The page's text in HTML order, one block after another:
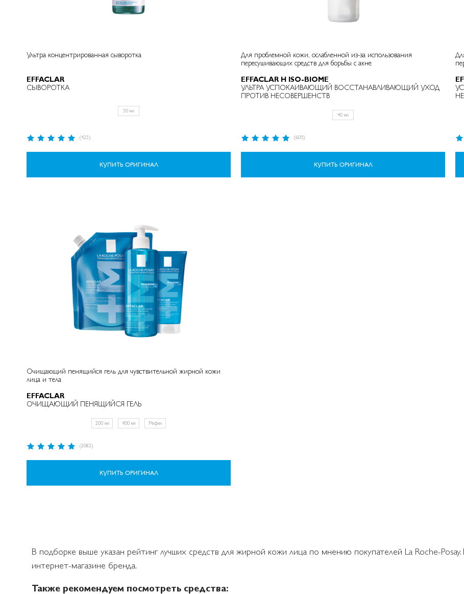
Ультра концентрированная сыворотка
EFFACLAR
СЫВОРОТКА
30 мл
Рейтинг:
(423)
КУПИТЬ ОРИГИНАЛ
Для проблемной кожи, ослабленной из-за использования
пересушивающих средств для борьбы с акне
EFFACLAR H ISO-BIOME
УЛЬТРА УСПОКАИВАЮЩИЙ ВОССТАНАВЛИВАЮЩИЙ УХОД
ПРОТИВ НЕСОВЕРШЕНСТВ
40 мл
Рейтинг:
(605)
КУПИТЬ ОРИГИНАЛ
Очищающий пенящийся гель для чувствительной жирной кожи
лица и тела
EFFACLAR
ОЧИЩАЮЩИЙ ПЕНЯЩИЙСЯ ГЕЛЬ
200 мл 400 мл Рефил
Рейтинг:
(2082)
КУПИТЬ ОРИГИНАЛ
В подборке выше указан рейтинг лучших средств для жирной кожи лица по мнению покупателей La Roche-
интернет-магазине бренда.
Также рекомендуем посмотреть средства: